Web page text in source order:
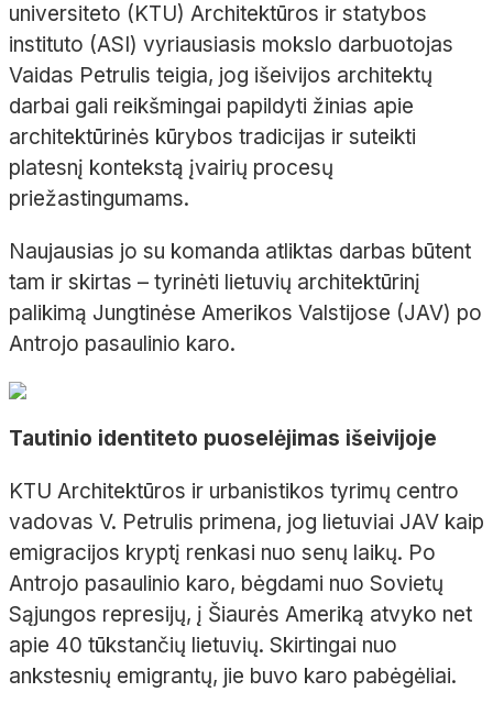
universiteto (KTU) Architektūros ir statybos
instituto (ASI) vyriausiasis mokslo darbuotojas
Vaidas Petrulis teigia, jog išeivijos architektų
darbai gali reikšmingai papildyti žinias apie
architektūrinės kūrybos tradicijas ir suteikti
platesnį kontekstą įvairių procesų
priežastingumams.
Naujausias jo su komanda atliktas darbas būtent
tam ir skirtas – tyrinėti lietuvių architektūrinį
palikimą Jungtinėse Amerikos Valstijose (JAV) po
Antrojo pasaulinio karo.
Tautinio identiteto puoselėjimas išeivijoje
KTU Architektūros ir urbanistikos tyrimų centro
vadovas V. Petrulis primena, jog lietuviai JAV kaip
emigracijos kryptį renkasi nuo senų laikų. Po
Antrojo pasaulinio karo, bėgdami nuo Sovietų
Sąjungos represijų, į Šiaurės Ameriką atvyko net
apie 40 tūkstančių lietuvių. Skirtingai nuo
ankstesnių emigrantų, jie buvo karo pabėgėliai.